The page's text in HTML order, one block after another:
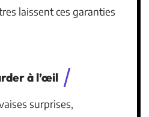
laissent ces garanties
à l’œil
surprises,